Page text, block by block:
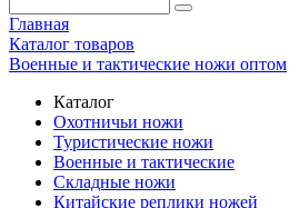
Главная
Каталог товаров
Военные и тактические ножи оптом
Каталог
Охотничьи ножи
Туристические ножи
Военные и тактические
Складные ножи
Китайские реплики ножей